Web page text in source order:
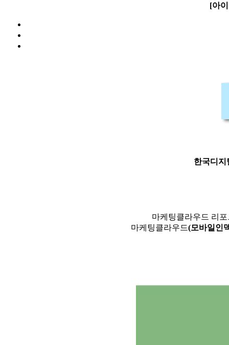
[아
한국디지
마케팅클라우드 리
마케팅클라우드(모바일인